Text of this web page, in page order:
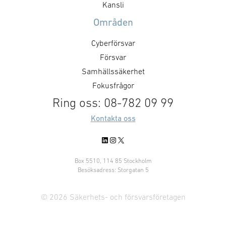
Kansli
Områden
Cyberförsvar
Försvar
Samhällssäkerhet
Fokusfrågor
Ring oss: 08-782 09 99
Kontakta oss
LinkedIn
Instagram
X
Box 5510, 114 85 Stockholm
Besöksadress: Storgatan 5
© 2026 Säkerhets- och försvarsföretagen